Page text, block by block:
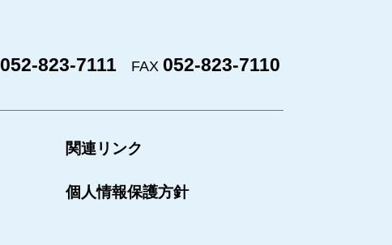
052-823-7111 FAX 052-823-7110
関連リンク
個人情報保護方針